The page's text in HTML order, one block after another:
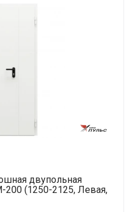
двупольная
200 (1250-2125, Левая,